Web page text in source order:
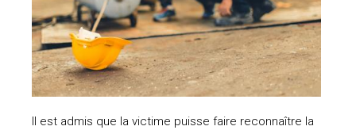
Il est admis que la victime puisse faire reconnaître la